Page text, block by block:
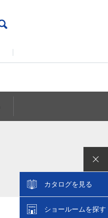
カタログを見る
ショールームを探す